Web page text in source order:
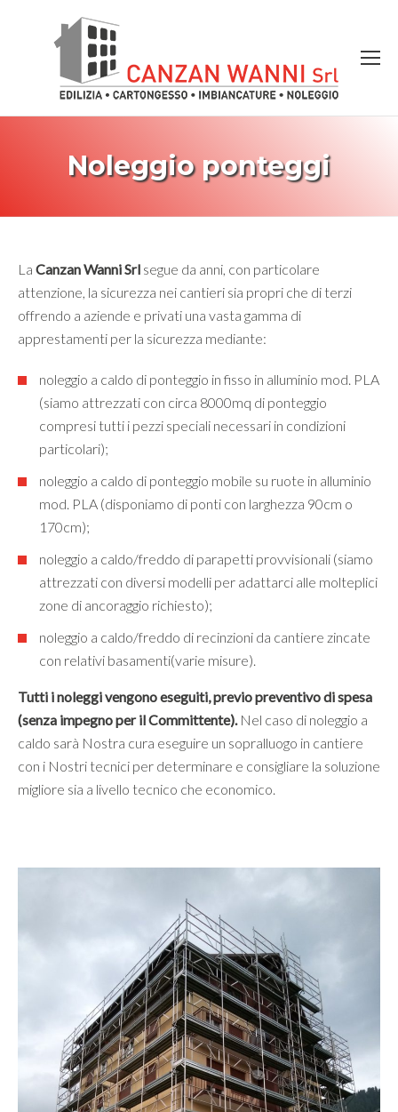
Noleggio ponteggi
La Canzan Wanni Srl segue da anni, con particolare
attenzione, la sicurezza nei cantieri sia propri che di terzi
offrendo a aziende e privati una vasta gamma di
apprestamenti per la sicurezza mediante:
noleggio a caldo di ponteggio in fisso in alluminio mod. PLA
(siamo attrezzati con circa 8000mq di ponteggio
compresi tutti i pezzi speciali necessari in condizioni
particolari);
noleggio a caldo di ponteggio mobile su ruote in alluminio
mod. PLA (disponiamo di ponti con larghezza 90cm o
170cm);
noleggio a caldo/freddo di parapetti provvisionali (siamo
attrezzati con diversi modelli per adattarci alle molteplici
zone di ancoraggio richiesto);
noleggio a caldo/freddo di recinzioni da cantiere zincate
con relativi basamenti(varie misure).
Tutti i noleggi vengono eseguiti, previo preventivo di spesa
(senza impegno per il Committente).Nel caso di noleggio a
caldo sarà Nostra cura eseguire un sopralluogo in cantiere
con i Nostri tecnici per determinare e consigliare la soluzione
migliore sia a livello tecnico che economico.